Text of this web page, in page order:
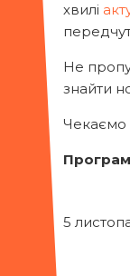
хвилі
Не
знайти
Чекаємо
5